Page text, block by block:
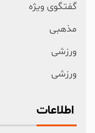
گفتگوی ویژه
مذهبی
ورزشی
ورزشی
اطلاعات